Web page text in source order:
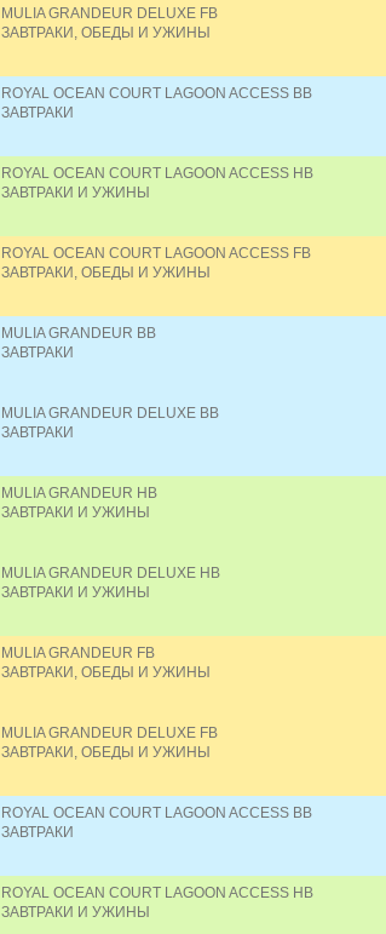
MULIA GRANDEUR DELUXE FB
ЗАВТРАКИ, ОБЕДЫ И УЖИНЫ
ROYAL OCEAN COURT LAGOON ACCESS BB
ЗАВТРАКИ
ROYAL OCEAN COURT LAGOON ACCESS HB
ЗАВТРАКИ И УЖИНЫ
ROYAL OCEAN COURT LAGOON ACCESS FB
ЗАВТРАКИ, ОБЕДЫ И УЖИНЫ
MULIA GRANDEUR BB
ЗАВТРАКИ
MULIA GRANDEUR DELUXE BB
ЗАВТРАКИ
MULIA GRANDEUR HB
ЗАВТРАКИ И УЖИНЫ
MULIA GRANDEUR DELUXE HB
ЗАВТРАКИ И УЖИНЫ
MULIA GRANDEUR FB
ЗАВТРАКИ, ОБЕДЫ И УЖИНЫ
MULIA GRANDEUR DELUXE FB
ЗАВТРАКИ, ОБЕДЫ И УЖИНЫ
ROYAL OCEAN COURT LAGOON ACCESS BB
ЗАВТРАКИ
ROYAL OCEAN COURT LAGOON ACCESS HB
ЗАВТРАКИ И УЖИНЫ